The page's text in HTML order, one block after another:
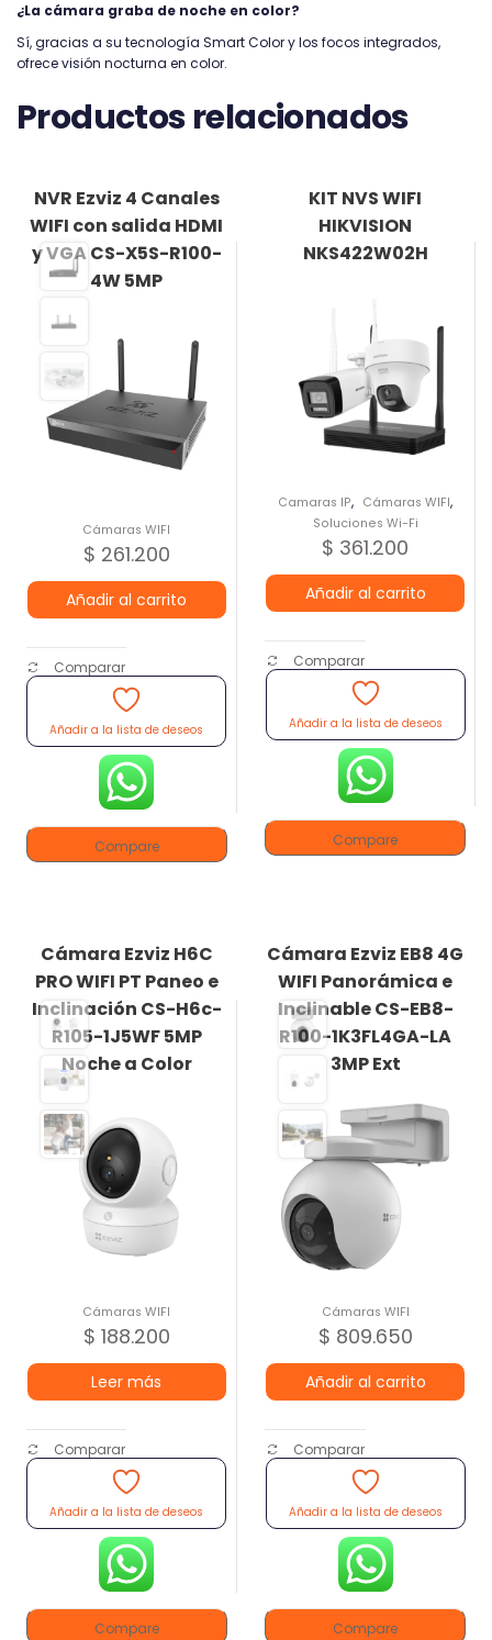
¿La cámara graba de noche en color?
Sí, gracias a su tecnología Smart Color y los focos integrados,
ofrece visión nocturna en color.
Productos relacionados
NVR Ezviz 4 Canales
WIFI con salida HDMI
y VGA CS-X5S-R100-
4W 5MP
Cámaras WIFI
$ 261.200
Añadir al carrito
Comparar
Añadir a la lista de deseos
Compare
KIT NVS WIFI
HIKVISION
NKS422W02H
Camaras IP, Cámaras WIFI,
Soluciones Wi-Fi
$ 361.200
Añadir al carrito
Comparar
Añadir a la lista de deseos
Compare
Cámara Ezviz H6C
PRO WIFI PT Paneo e
Inclinación CS-H6c-
R105-1J5WF 5MP
Noche a Color
Cámaras WIFI
$ 188.200
Leer más
Comparar
Añadir a la lista de deseos
Compare
Cámara Ezviz EB8 4G
WIFI Panorámica e
Inclinable CS-EB8-
R100-1K3FL4GA-LA
3MP Ext
Cámaras WIFI
$ 809.650
Añadir al carrito
Comparar
Añadir a la lista de deseos
Compare